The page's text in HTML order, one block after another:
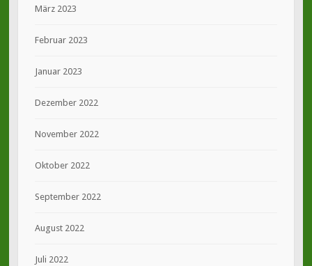
März 2023
Februar 2023
Januar 2023
Dezember 2022
November 2022
Oktober 2022
September 2022
August 2022
Juli 2022